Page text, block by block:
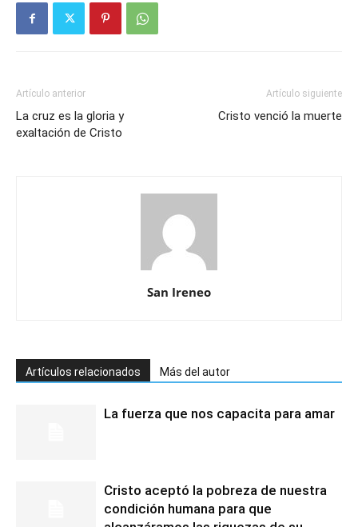
Artículo anterior
La cruz es la gloria y
exaltación de Cristo
Artículo siguiente
Cristo venció la muerte
San Ireneo
Artículos relacionados Más del autor
La fuerza que nos capacita para amar
Cristo aceptó la pobreza de nuestra
condición humana para que